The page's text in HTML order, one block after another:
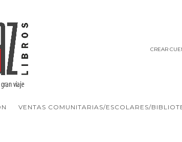
CREAR
VENTAS COMUNITARIAS/ESCOLARES/